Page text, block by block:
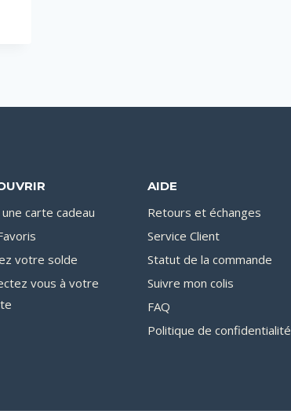
carte cadeau
votre solde
vous à votre
AIDE
Retours et échanges
Service Client
Statut de la commande
Suivre mon colis
FAQ
Politique de confidentialité